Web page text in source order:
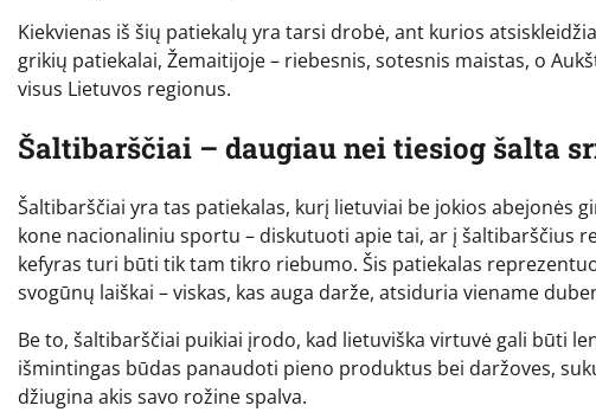
Kiekvienas iš šių patiekalų yra tarsi drobė, ant kurios
grikių patiekalai, Žemaitijoje – riebesnis, sotesnis maistas, o
visus Lietuvos regionus.
Šaltibarščiai – daugiau nei tiesiog šalta
Šaltibarščiai yra tas patiekalas, kurį lietuviai be jokios abejonės
kone nacionaliniu sportu – diskutuoti apie tai, ar į šaltibarščius
kefyras turi būti tik tam tikro riebumo. Šis patiekalas
svogūnų laiškai – viskas, kas auga darže, atsiduria viename
Be to, šaltibarščiai puikiai įrodo, kad lietuviška virtuvė gali būti
išmintingas būdas panaudoti pieno produktus bei daržoves,
džiugina akis savo rožine spalva.